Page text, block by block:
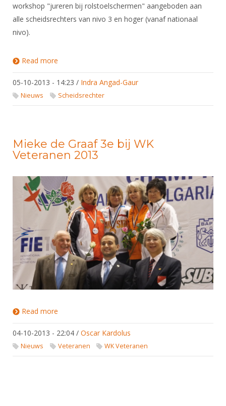
workshop "jureren bij rolstoelschermen" aangeboden aan
alle scheidsrechters van nivo 3 en hoger (vanaf nationaal
nivo).
Read more
05-10-2013 - 14:23 / Indra Angad-Gaur
Nieuws Scheidsrechter
Mieke de Graaf 3e bij WK
Veteranen 2013
Read more
04-10-2013 - 22:04 / Oscar Kardolus
Nieuws Veteranen WK Veteranen